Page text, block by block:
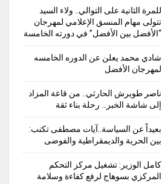
للمرة الثانية على التوالي.. ولاء السيد
تتولى مهام المنسق الإعلامي لمهرجان
“الأفضل بين الأفضل” في دورته الخامسة
شادي محمد يعلن عن الدوره الخامسه
لمهرجان الأفضل
ناصر طويرش الحارثي.. من قاعة المزاد
إلى شاشة الخبر… رحلة بناء ثقة
بعيداً عن السياسة..آيات مصطفى تكتب:
بين الحرية والديمقراطية والفوضى
كامل الوزير: تشغيل مركز التحكم
المركزي بسوهاج لرفع كفاءة وسلامة